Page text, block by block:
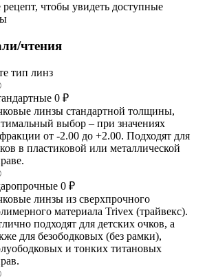
рецепт, чтобы увидеть доступные
чтения
тип линз
0 ₽
линзы стандартной толщины,
выбор – при значениях
от -2.00 до +2.00. Подходят для
в пластиковой или металлической
0 ₽
линзы из сверхпрочного
материала Trivex (трайвекс).
подходят для детских очков, а
для безободковых (без рамки),
и тонких титановых